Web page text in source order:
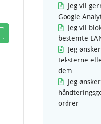
Jeg vil
Google
Jeg vil
bestemte
Jeg
teksterne
dem
Jeg
ordrer